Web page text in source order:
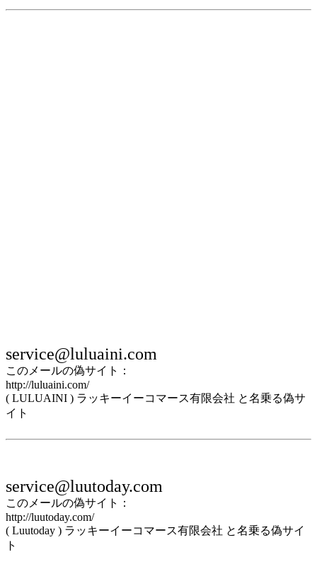
service@luluaini.com
このメールの偽サイト：
http://luluaini.com/
( LULUAINI ) ラッキーイーコマース有限会社 と名乗る偽サ
イト
service@luutoday.com
このメールの偽サイト：
http://luutoday.com/
( Luutoday ) ラッキーイーコマース有限会社 と名乗る偽サイ
ト